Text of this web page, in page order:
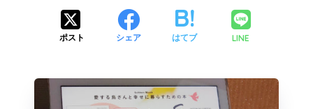
ポスト シェア はてブ LINE